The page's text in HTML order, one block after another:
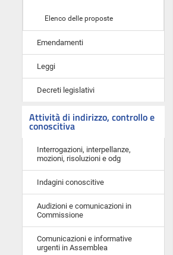
Elenco delle proposte
Emendamenti
Leggi
Decreti legislativi
Attività di indirizzo, controllo e
conoscitiva
Interrogazioni, interpellanze,
mozioni, risoluzioni e odg
Indagini conoscitive
Audizioni e comunicazioni in
Commissione
Comunicazioni e informative
urgenti in Assemblea